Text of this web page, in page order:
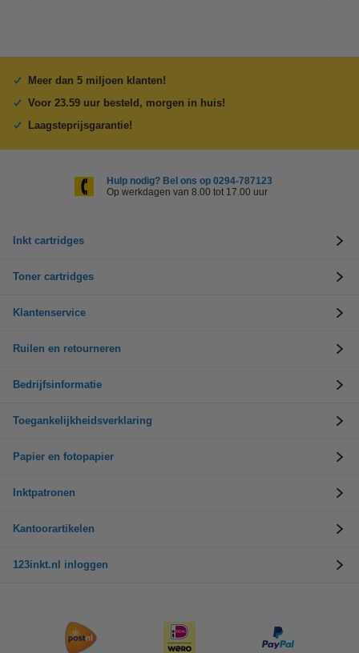
Meer dan 5 miljoen klanten!
Voor 23.59 uur besteld, morgen in huis!
Laagsteprijsgarantie!
Hulp nodig? Bel ons op 0294-787123
Op werkdagen van 8.00 tot 17.00 uur
Inkt cartridges
Toner cartridges
Klantenservice
Ruilen en retourneren
Bedrijfsinformatie
Toegankelijkheidsverklaring
Papier en fotopapier
Inktpatronen
Kantoorartikelen
123inkt.nl inloggen